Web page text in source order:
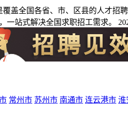
覆盖全国各省、市、区县的人才
一站式解决全国求职招工需求。
常州市 苏州市 南通市 连云港市 淮